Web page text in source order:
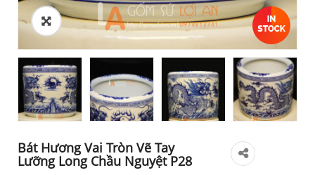
Bát Hương Vai Tròn Vẽ Tay
Lưỡng Long Chầu Nguyệt P28